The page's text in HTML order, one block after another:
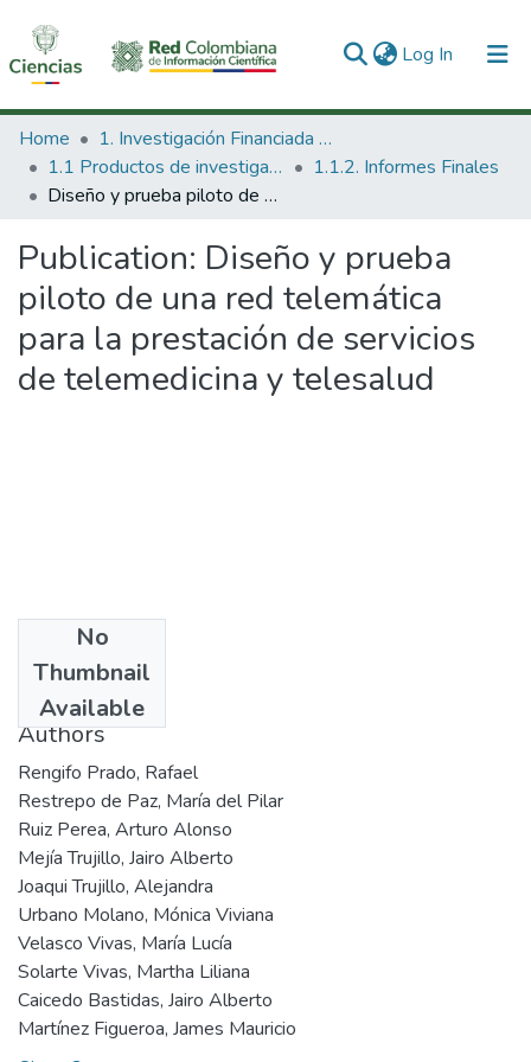
Log In (current)
Communities & Collections
All of DSpace
Home
1. Investigación Financiada con Recursos Públicos
1.1 Productos de investigación
1.1.2. Informes Finales
Diseño y prueba piloto de una red telemática para la prestación de servicios de telemedicina y telesalud
Publication: Diseño y prueba
piloto de una red telemática
para la prestación de servicios
de telemedicina y telesalud
No
Thumbnail
Available
2001
Authors
Rengifo Prado, Rafael
Restrepo de Paz, María del Pilar
Ruiz Perea, Arturo Alonso
Mejía Trujillo, Jairo Alberto
Joaqui Trujillo, Alejandra
Urbano Molano, Mónica Viviana
Velasco Vivas, María Lucía
Solarte Vivas, Martha Liliana
Caicedo Bastidas, Jairo Alberto
Martínez Figueroa, James Mauricio